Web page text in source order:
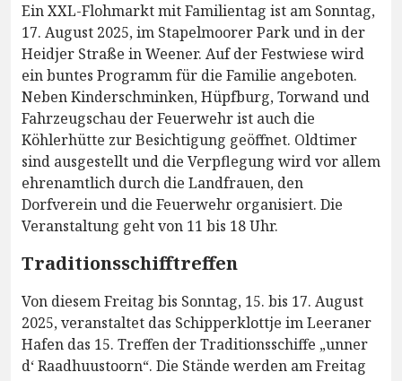
Ein XXL-Flohmarkt mit Familientag ist am Sonntag,
17. August 2025, im Stapelmoorer Park und in der
Heidjer Straße in Weener. Auf der Festwiese wird
ein buntes Programm für die Familie angeboten.
Neben Kinderschminken, Hüpfburg, Torwand und
Fahrzeugschau der Feuerwehr ist auch die
Köhlerhütte zur Besichtigung geöffnet. Oldtimer
sind ausgestellt und die Verpflegung wird vor allem
ehrenamtlich durch die Landfrauen, den
Dorfverein und die Feuerwehr organisiert. Die
Veranstaltung geht von 11 bis 18 Uhr.
Traditionsschifftreffen
Von diesem Freitag bis Sonntag, 15. bis 17. August
2025, veranstaltet das Schipperklottje im Leeraner
Hafen das 15. Treffen der Traditionsschiffe „unner
d‘ Raadhuustoorn“. Die Stände werden am Freitag